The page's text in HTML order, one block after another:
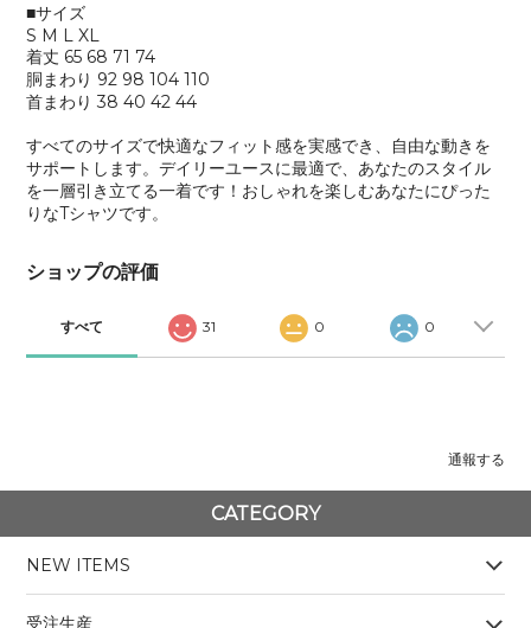
■サイズ
S M L XL
着丈 65 68 71 74
胴まわり 92 98 104 110
首まわり 38 40 42 44
すべてのサイズで快適なフィット感を実感でき、自由な動きを
サポートします。デイリーユースに最適で、あなたのスタイル
を一層引き立てる一着です！おしゃれを楽しむあなたにぴった
りなTシャツです。
ショップの評価
すべて 31 0 0
通報する
CATEGORY
NEW ITEMS
受注生産